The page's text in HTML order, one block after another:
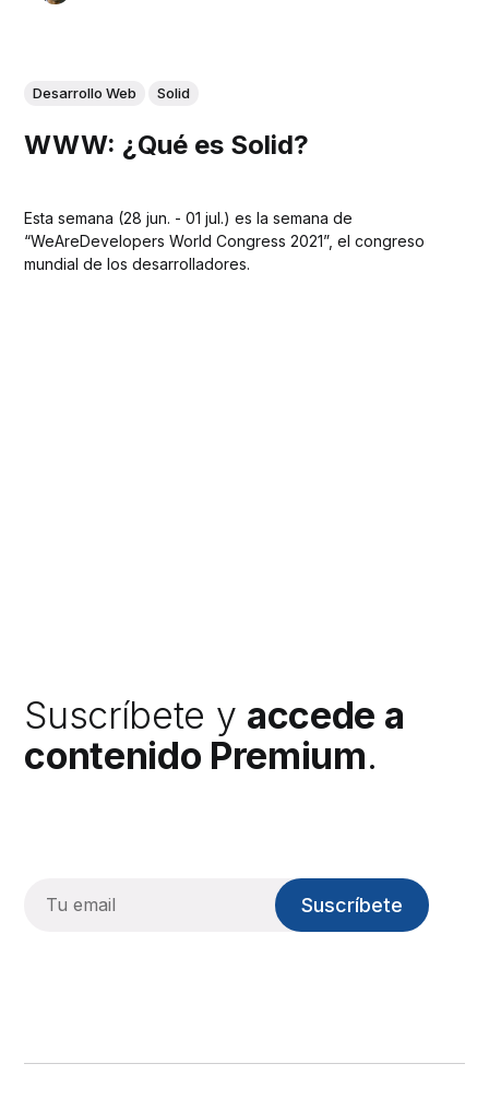
Desarrollo Web Solid
WWW: ¿Qué es Solid?
Esta semana (28 jun. - 01 jul.) es la semana de
“WeAreDevelopers World Congress 2021”, el congreso
mundial de los desarrolladores.
Suscríbete y accede a
contenido Premium.
Suscríbete